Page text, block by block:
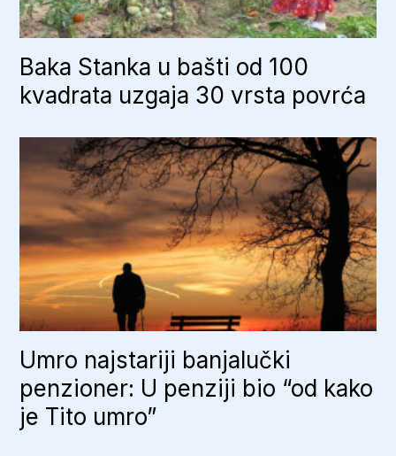
Baka Stanka u bašti od 100
kvadrata uzgaja 30 vrsta povrća
Umro najstariji banjalučki
penzioner: U penziji bio “od kako
je Tito umro”